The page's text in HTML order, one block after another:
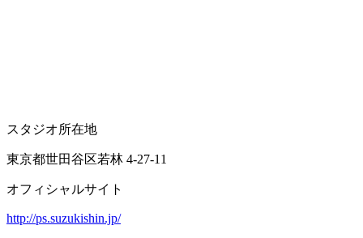
スタジオ所在地
東京都世田谷区若林 4-27-11
オフィシャルサイト
http://ps.suzukishin.jp/